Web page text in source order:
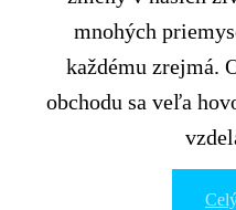
mnohých
každému zrejmá.
obchodu sa veľa